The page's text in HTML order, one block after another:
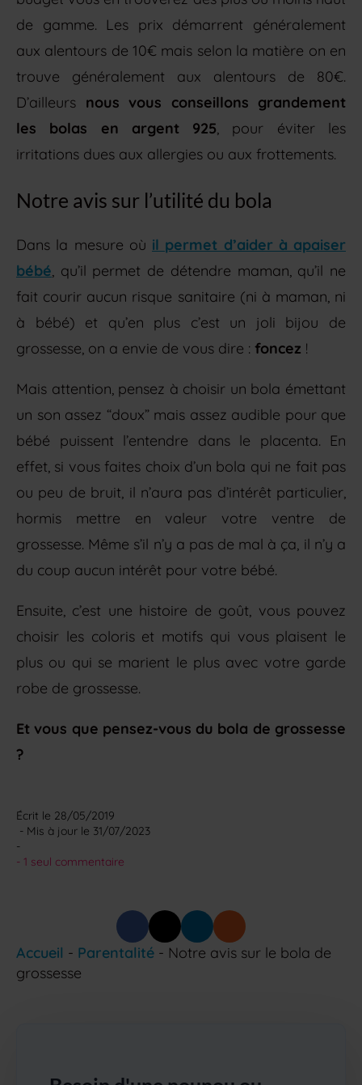
de gamme. Les prix démarrent généralement
aux alentours de 10€ mais selon la matière on en
trouve généralement aux alentours de 80€.
D’ailleurs nous vous conseillons grandement
les bolas en argent 925 , pour éviter les
irritations dues aux allergies ou aux frottements.
Notre avis sur l’utilité du bola
Dans la mesure où il permet d’aider à apaiser
bébé , qu’il permet de détendre maman, qu’il ne
fait courir aucun risque sanitaire (ni à maman, ni
à bébé) et qu’en plus c’est un joli bijou de
grossesse, on a envie de vous dire : foncez !
Mais attention, pensez à choisir un bola émettant
un son assez “doux” mais assez audible pour que
bébé puissent l’entendre dans le placenta. En
effet, si vous faites choix d’un bola qui ne fait pas
ou peu de bruit, il n’aura pas d’intérêt particulier,
hormis mettre en valeur votre ventre de
grossesse. Même s’il n’y a pas de mal à ça, il n’y a
du coup aucun intérêt pour votre bébé.
Ensuite, c’est une histoire de goût, vous pouvez
choisir les coloris et motifs qui vous plaisent le
plus ou qui se marient le plus avec votre garde
robe de grossesse.
Et vous que pensez-vous du bola de grossesse
?
Écrit le 28/05/2019
- Mis à jour le 31/07/2023
-
- 1 seul commentaire
Accueil - Parentalité - Notre avis sur le bola de
grossesse